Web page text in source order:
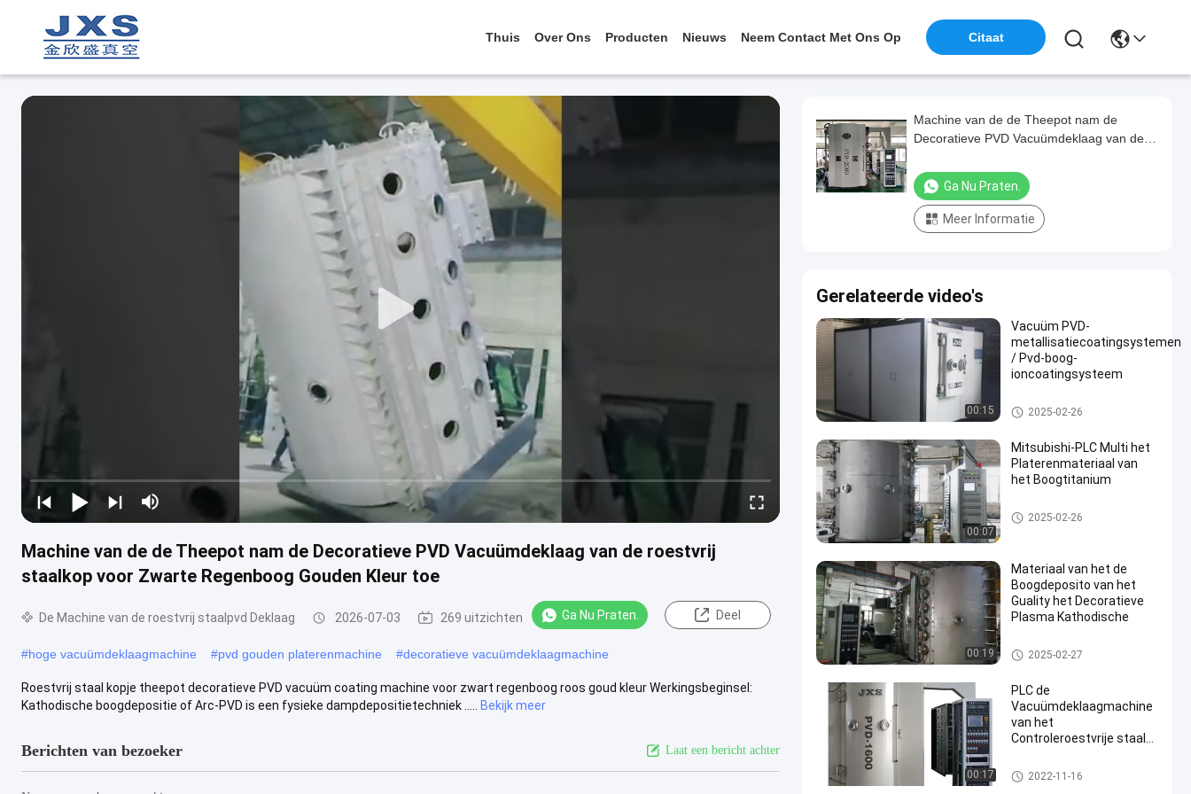
Thuis Over Ons Producten Nieuws Neem Contact Met Ons Op Citaat
Machine van de de Theepot nam de Decoratieve PVD Vacuümdeklaag van de roestvrij
staalkop voor Zwarte Regenboog Gouden Kleur toe
De Machine van de roestvrij staalpvd Deklaag 2026-07-03 269 uitzichten Ga Nu Praten. Deel
#hoge vacuümdeklaagmachine #pvd gouden platerenmachine #decoratieve vacuümdeklaagmachine
Roestvrij staal kopje theepot decoratieve PVD vacuüm coating machine voor zwart regenboog roos goud kleur Werkingsbeginsel:
Kathodische boogdepositie of Arc-PVD is een fysieke dampdepositietechniek .....
Bekijk meer
Berichten van bezoeker Laat een bericht achter
Machine van de de Theepot nam de
Decoratieve PVD Vacuümdeklaag van de
Gouden Kleur toe
Ga Nu Praten.
Meer Informatie
Gerelateerde video's
00:15
Vacuüm PVD-
metallisatiecoatingsystemen
/ Pvd-boog-
ioncoatingsysteem
De vacuümdeklaagmachine van PV
D
2025-02-26
00:07
Mitsubishi-PLC Multi het
Platerenmateriaal van
het Boogtitanium
de deklaagmachine van het tit
aniumnitride
2025-02-26
00:19
Materiaal van het de
Boogdeposito van het
Guality het Decoratieve
Plasma Kathodische
Het kathodische Materiaal van
het Boogdeposito
2025-02-27
00:17
PLC de
Vacuümdeklaagmachine
van het
Controleroestvrije staal
Elektronikaspeelgoed
De Machine van de roestvrij st
aalpvd Deklaag
2022-11-16